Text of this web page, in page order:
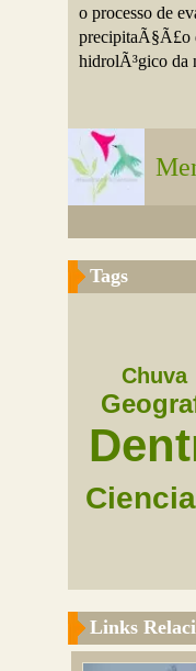
o processo de
precipitaÃ§Ã£o
hidrolÃ³gico da
Tags
Chuva
Links